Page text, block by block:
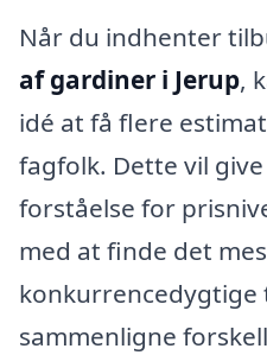
Når du indhenter
af gardiner i Jerup,
idé at få flere
fagfolk. Dette vil
forståelse for
med at finde det
konkurrencedygtige
sammenligne